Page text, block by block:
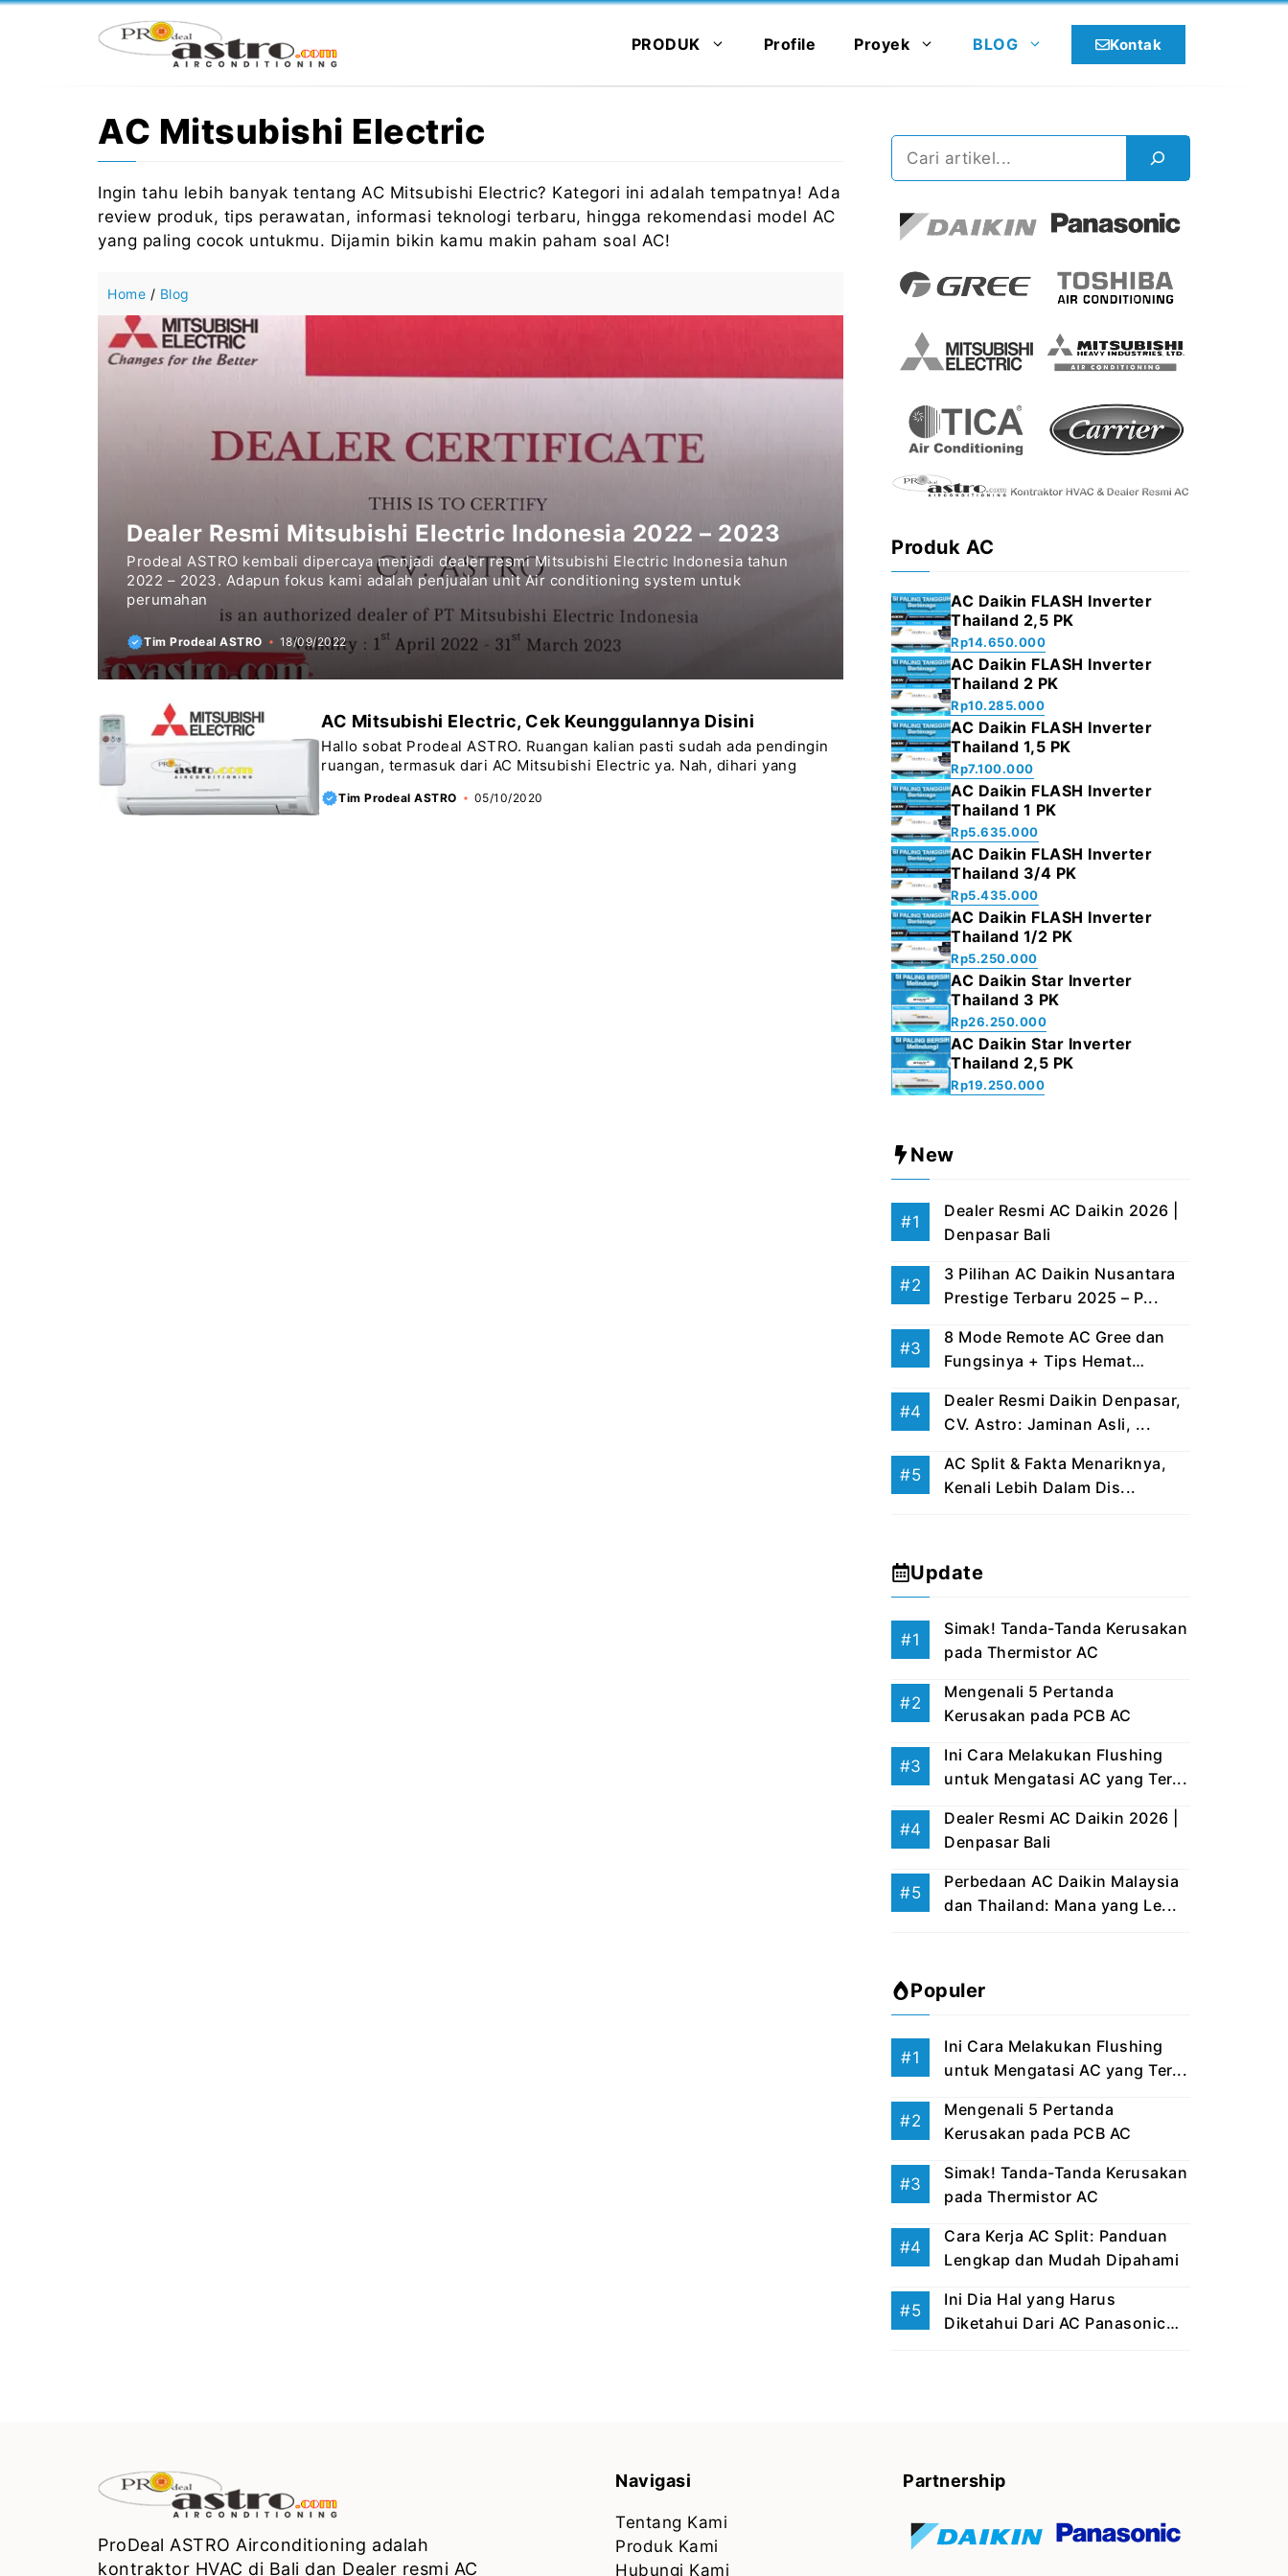
Langsung
PRODUK Profile Proyek BLOG Kontak
AC Mitsubishi Electric
Ingin tahu lebih banyak tentang AC Mitsubishi Electric? Kategori ini adalah tempatnya! Ada
review produk, tips perawatan, informasi teknologi terbaru, hingga rekomendasi model AC
yang paling cocok untukmu. Dijamin bikin kamu makin paham soal AC!
Home / Blog
Dealer Resmi Mitsubishi Electric Indonesia 2022 – 2023
Prodeal ASTRO kembali dipercaya menjadi dealer resmi Mitsubishi Electric Indonesia tahun
2022 – 2023. Adapun fokus kami adalah penjualan unit Air conditioning system untuk
perumahan
Tim Prodeal ASTRO 18/09/2022
AC Mitsubishi Electric, Cek Keunggulannya Disini
Hallo sobat Prodeal ASTRO. Ruangan kalian pasti sudah ada pendingin
ruangan, termasuk dari AC Mitsubishi Electric ya. Nah, dihari yang
Tim Prodeal ASTRO 05/10/2020
Cari
Produk AC
AC Daikin FLASH Inverter
Thailand 2,5 PK
Rp14.650.000
AC Daikin FLASH Inverter
Thailand 2 PK
Rp10.285.000
AC Daikin FLASH Inverter
Thailand 1,5 PK
Rp7.100.000
AC Daikin FLASH Inverter
Thailand 1 PK
Rp5.635.000
AC Daikin FLASH Inverter
Thailand 3/4 PK
Rp5.435.000
AC Daikin FLASH Inverter
Thailand 1/2 PK
Rp5.250.000
AC Daikin Star Inverter
Thailand 3 PK
Rp26.250.000
AC Daikin Star Inverter
Thailand 2,5 PK
Rp19.250.000
New
Dealer Resmi AC Daikin 2026 |
Denpasar Bali
3 Pilihan AC Daikin Nusantara
Prestige Terbaru 2025 – P...
8 Mode Remote AC Gree dan
Fungsinya + Tips Hemat
Dealer Resmi Daikin Denpasar,
CV. Astro: Jaminan Asli, ...
AC Split & Fakta Menariknya,
Kenali Lebih Dalam Dis...
Update
Simak! Tanda-Tanda Kerusakan
pada Thermistor AC
Mengenali 5 Pertanda
Kerusakan pada PCB AC
Ini Cara Melakukan Flushing
untuk Mengatasi AC yang Ter...
Dealer Resmi AC Daikin 2026 |
Denpasar Bali
Perbedaan AC Daikin Malaysia
dan Thailand: Mana yang Le...
Populer
Ini Cara Melakukan Flushing
untuk Mengatasi AC yang Ter...
Mengenali 5 Pertanda
Kerusakan pada PCB AC
Simak! Tanda-Tanda Kerusakan
pada Thermistor AC
Cara Kerja AC Split: Panduan
Lengkap dan Mudah Dipahami
Ini Dia Hal yang Harus
Diketahui Dari AC Panasonic
ProDeal ASTRO Airconditioning adalah
kontraktor HVAC di Bali dan Dealer resmi AC
Navigasi
Tentang Kami
Produk Kami
Hubungi Kami
Partnership